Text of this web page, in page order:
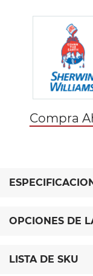
Compra
OPCIONES DE
LISTA DE SKU